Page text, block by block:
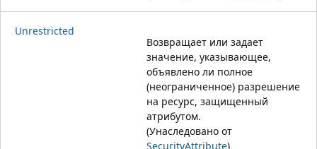
Unrestricted
Возвращает или задает
значение, указывающее,
объявлено ли полное
(неограниченное) разрешение
на ресурс, защищенный
атрибутом.
(Унаследовано от
SecurityAttribute)